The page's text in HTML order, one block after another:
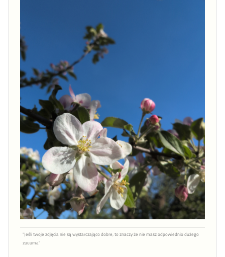
"Jeśli twoje zdjęcia nie są wystarczająco dobre, to znaczy że nie masz odpowiednio dużego
zuuuma"